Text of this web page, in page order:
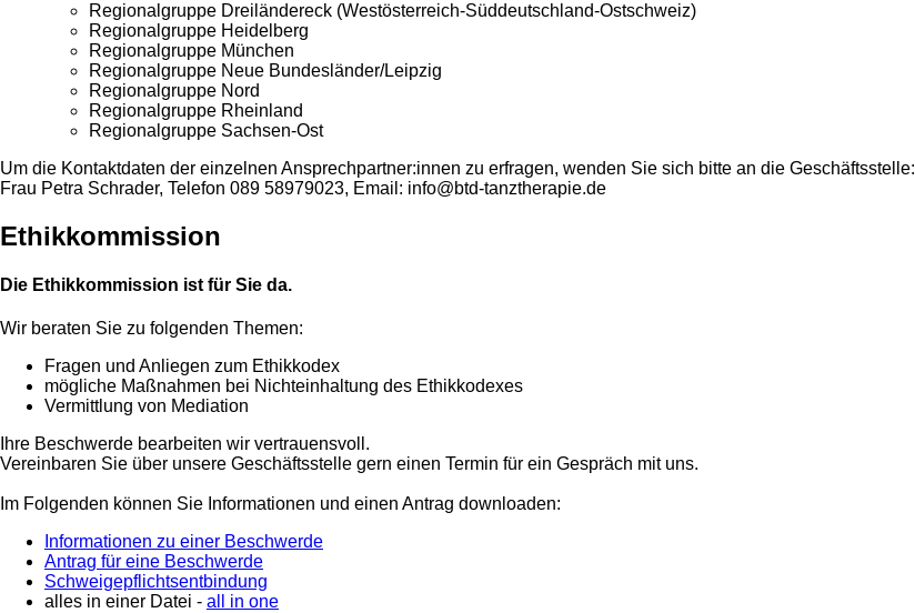
Regionalgruppe Dreiländereck (Westösterreich-Süddeutschland-Ostschweiz)
Regionalgruppe Heidelberg
Regionalgruppe München
Regionalgruppe Neue Bundesländer/Leipzig
Regionalgruppe Nord
Regionalgruppe Rheinland
Regionalgruppe Sachsen-Ost
Um die Kontaktdaten der einzelnen Ansprechpartner:innen zu erfragen, wenden Sie sich bitte an die Geschäftsstelle:
Frau Petra Schrader, Telefon 089 58979023, Email: info@btd-tanztherapie.de
Ethikkommission
Die Ethikkommission ist für Sie da.
Wir beraten Sie zu folgenden Themen:
Fragen und Anliegen zum Ethikkodex
mögliche Maßnahmen bei Nichteinhaltung des Ethikkodexes
Vermittlung von Mediation
Ihre Beschwerde bearbeiten wir vertrauensvoll.
Vereinbaren Sie über unsere Geschäftsstelle gern einen Termin für ein Gespräch mit uns.
Im Folgenden können Sie Informationen und einen Antrag downloaden:
Informationen zu einer Beschwerde
Antrag für eine Beschwerde
Schweigepflichtsentbindung
alles in einer Datei - all in one